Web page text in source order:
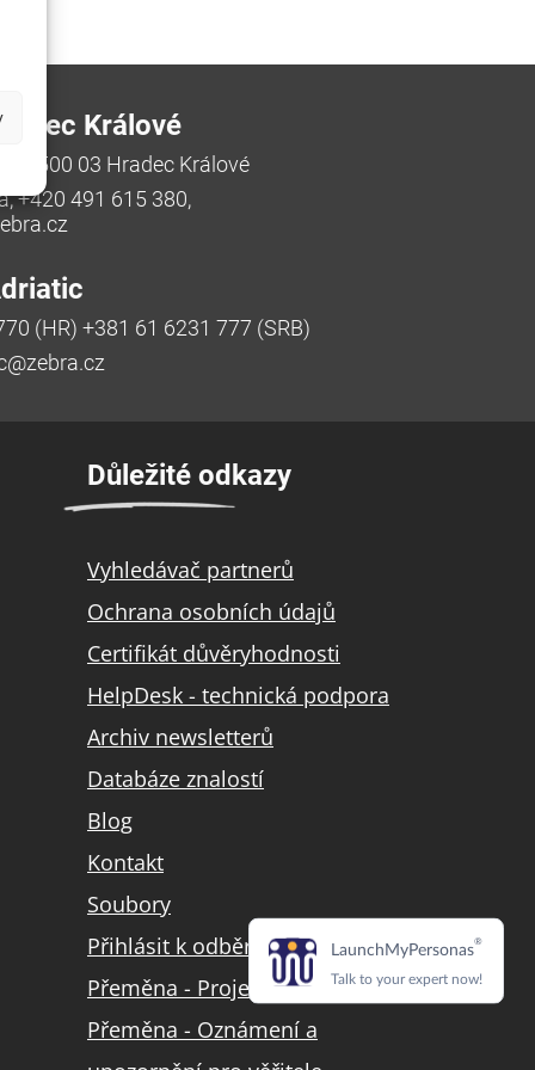
Králové
500 03 Hradec Králové
+420 491 615 380,
(HR) +381 61 6231 777 (SRB)
Důležité odkazy
Vyhledávač partnerů
Ochrana osobních údajů
Certifikát důvěryhodnosti
HelpDesk - technická podpora
Archiv newsletterů
Databáze znalostí
Blog
Kontakt
Soubory
Přihlásit k odběru LinkedIn
Přeměna - Projekt přeměny
Přeměna - Oznámení a